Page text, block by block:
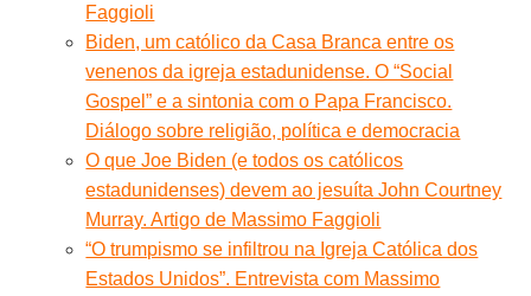
Faggioli
Biden, um católico da Casa Branca entre os
venenos da igreja estadunidense. O “Social
Gospel” e a sintonia com o Papa Francisco.
Diálogo sobre religião, política e democracia
O que Joe Biden (e todos os católicos
estadunidenses) devem ao jesuíta John Courtney
Murray. Artigo de Massimo Faggioli
“O trumpismo se infiltrou na Igreja Católica dos
Estados Unidos”. Entrevista com Massimo